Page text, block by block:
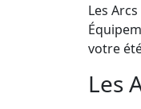
Les
votre
Les